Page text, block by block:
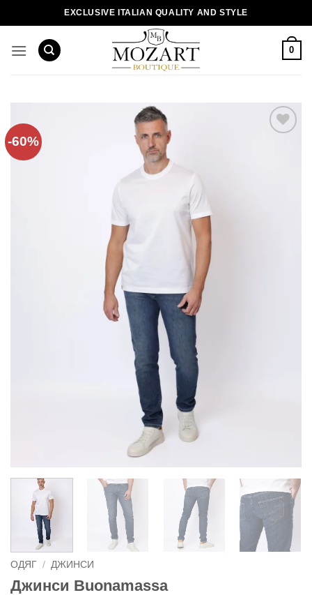
EXCLUSIVE ITALIAN QUALITY AND STYLE
0
-60%
ОДЯГ / ДЖИНСИ
Джинси Buonamassa